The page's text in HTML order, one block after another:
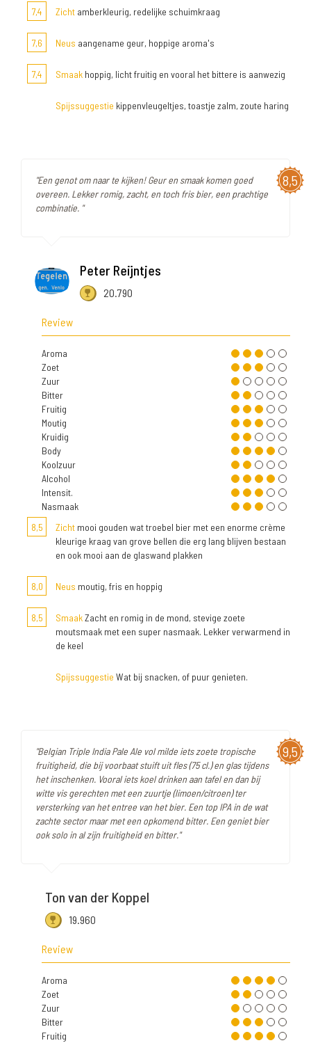
7,4
Zicht amberkleurig, redelijke schuimkraag
7,6 Neus aangename geur, hoppige aroma's
7,4 Smaak hoppig, licht fruitig en vooral het bittere is aanwezig
Spijssuggestie kippenvleugeltjes, toastje zalm, zoute haring
8,5
"Een genot om naar te kijken! Geur en smaak komen goed
overeen. Lekker romig, zacht, en toch fris bier, een prachtige
combinatie. "
Peter Reijntjes
20.790
Review
Aroma
Zoet
Zuur
Bitter
Fruitig
Moutig
Kruidig
Body
Koolzuur
Alcohol
Intensit.
Nasmaak
8,5
Zicht mooi gouden wat troebel bier met een enorme crème
kleurige kraag van grove bellen die erg lang blijven bestaan
en ook mooi aan de glaswand plakken
8,0 Neus moutig, fris en hoppig
8,5 SmaakZacht en romig in de mond, stevige zoete
moutsmaak met een super nasmaak. Lekker verwarmend in
de keel
Spijssuggestie Wat bij snacken, of puur genieten.
9,5
"Belgian Triple India Pale Ale vol milde iets zoete tropische
fruitigheid, die bij voorbaat stuift uit fles (75 cl.) en glas tijdens
het inschenken. Vooral iets koel drinken aan tafel en dan bij
witte vis gerechten met een zuurtje (limoen/citroen) ter
versterking van het entree van het bier. Een top IPA in de wat
zachte sector maar met een opkomend bitter. Een geniet bier
ook solo in al zijn fruitigheid en bitter."
Ton van der Koppel
19.960
Review
Aroma
Zoet
Zuur
Bitter
Fruitig